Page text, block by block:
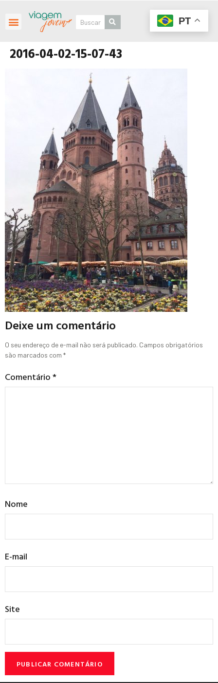
2016-04-02-15-07-43
Deixe um comentário
O seu endereço de e-mail não será publicado. Campos obrigatórios
são marcados com *
Comentário*
Nome
E-mail
Site
PT